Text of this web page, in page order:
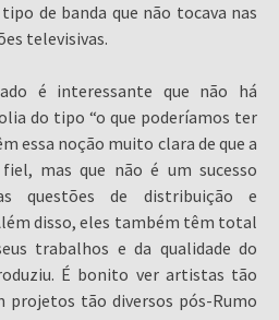
de banda que não tocava nas
televisivas.
é interessante que não há
do tipo “o que poderíamos ter
essa noção muito clara de que a
mas que não é um sucesso
questões de distribuição e
disso, eles também têm total
trabalhos e da qualidade do
É bonito ver artistas tão
projetos tão diversos pós-Rumo